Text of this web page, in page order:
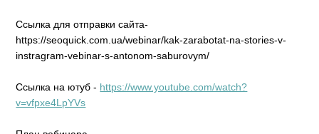
Ссылка для отправки сайта-
https://seoquick.com.ua/webinar/kak-zarabotat-na-stories-v-
instragram-vebinar-s-antonom-saburovym/
Ссылка на ютуб - https://www.youtube.com/watch?
v=vfpxe4LpYVs